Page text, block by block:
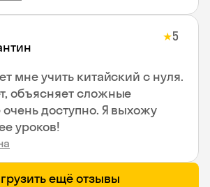
★5
мне учить китайский с нуля.
объясняет сложные
доступно. Я выхожу
уроков!
ещё отзывы